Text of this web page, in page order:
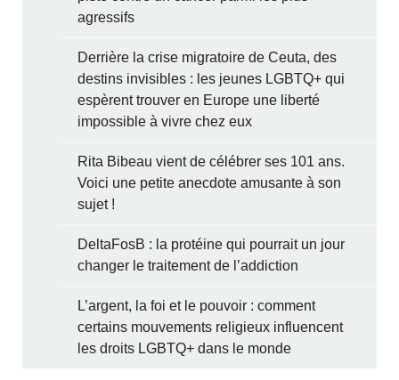
agressifs
Derrière la crise migratoire de Ceuta, des
destins invisibles : les jeunes LGBTQ+ qui
espèrent trouver en Europe une liberté
impossible à vivre chez eux
Rita Bibeau vient de célébrer ses 101 ans.
Voici une petite anecdote amusante à son
sujet !
DeltaFosB : la protéine qui pourrait un jour
changer le traitement de l’addiction
L’argent, la foi et le pouvoir : comment
certains mouvements religieux influencent
les droits LGBTQ+ dans le monde